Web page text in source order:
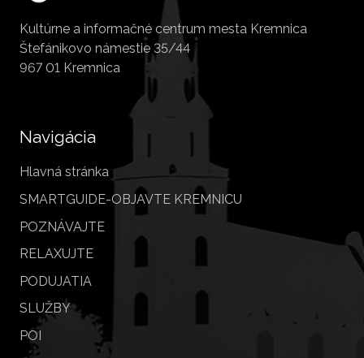
Kultúrne a informačné centrum mesta Kremnica
Štefánikovo námestie 35/44
967 01 Kremnica
Navigácia
Hlavná stránka
SMARTGUIDE-OBJAVTE KREMNICU
POZNÁVAJTE
RELAXUJTE
PODUJATIA
SLUŽBY
POI